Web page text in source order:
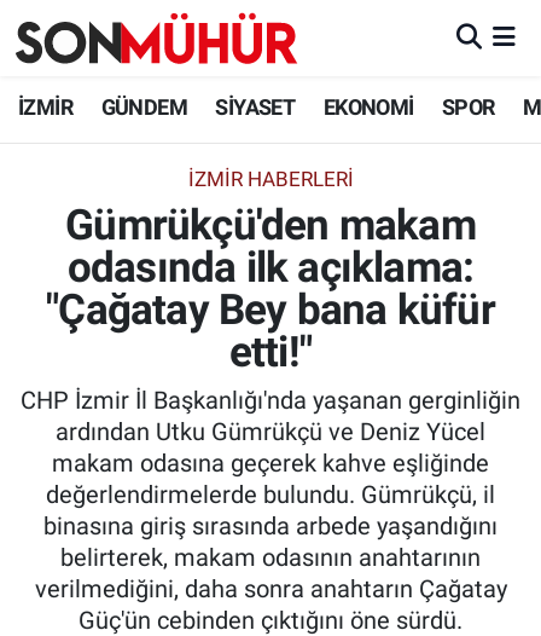
İZMİR GÜNDEM SİYASET EKONOMİ SPOR
İZMIR HABERLERI
Gümrükçü'den makam
odasında ilk açıklama:
"Çağatay Bey bana küfür
etti!"
CHP İzmir İl Başkanlığı'nda yaşanan gerginliğin
ardından Utku Gümrükçü ve Deniz Yücel
makam odasına geçerek kahve eşliğinde
değerlendirmelerde bulundu. Gümrükçü, il
binasına giriş sırasında arbede yaşandığını
belirterek, makam odasının anahtarının
verilmediğini, daha sonra anahtarın Çağatay
Güç'ün cebinden çıktığını öne sürdü.
İzmir Nöbetçi Eczaneler
İzmir Namaz Vakitleri
İzmir Trafik Yoğunluk Haritası
Süper Lig Puan Durumu ve Fikstür
Tüm Manşetler
Son Dakika Haberleri
Haber Arşivi